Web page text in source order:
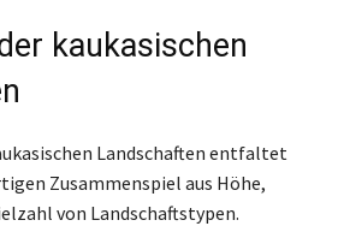
kaukasischen
Landschaften entfaltet
Zusammenspiel aus Höhe,
von Landschaftstypen.